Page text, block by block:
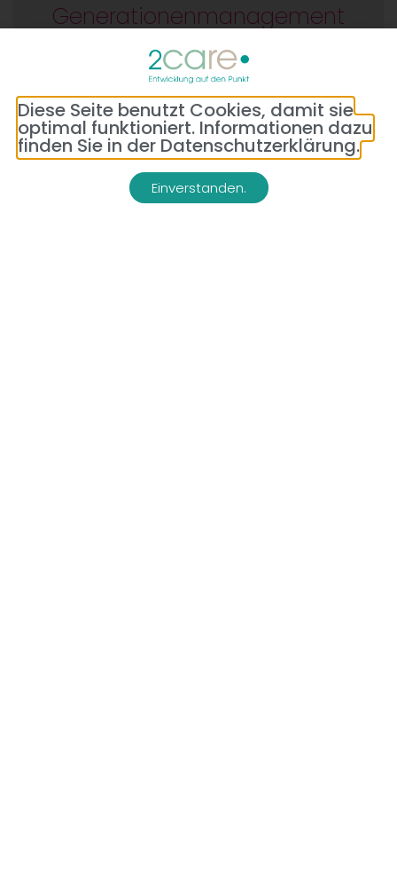
Generationenmanagement
Teil II – Eine Frage der Kultur
Artikel lesen
Diese Seite benutzt Cookies, damit sie
optimal funktioniert. Informationen dazu
finden Sie in der Datenschutzerklärung.
Einverstanden.